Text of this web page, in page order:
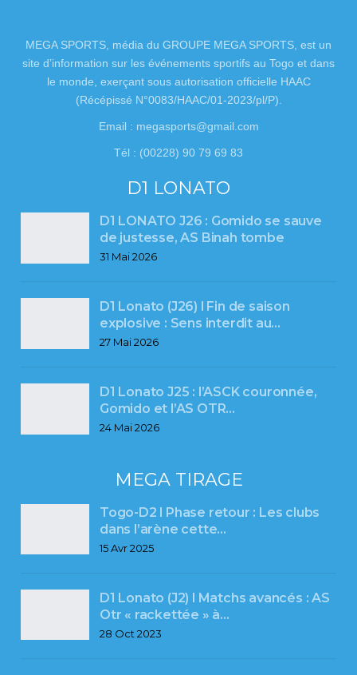
MEGA SPORTS, média du GROUPE MEGA SPORTS, est un
site d’information sur les événements sportifs au Togo et dans
le monde, exerçant sous autorisation officielle HAAC
(Récépissé N°0083/HAAC/01-2023/pl/P).
Email : megasports@gmail.com
Tél : (00228) 90 79 69 83
D1 LONATO
D1 LONATO J26 : Gomido se sauve
de justesse, AS Binah tombe
31 Mai 2026
D1 Lonato (J26) l Fin de saison
explosive : Sens interdit au…
27 Mai 2026
D1 Lonato J25 : l’ASCK couronnée,
Gomido et l’AS OTR…
24 Mai 2026
MEGA TIRAGE
Togo-D2 l Phase retour : Les clubs
dans l’arène cette…
15 Avr 2025
D1 Lonato (J2) l Matchs avancés : AS
Otr « rackettée » à…
28 Oct 2023